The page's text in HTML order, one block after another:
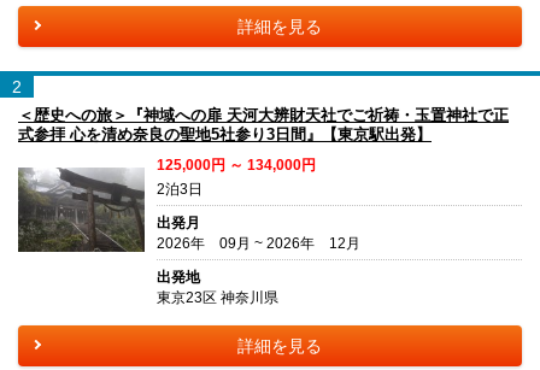
詳細を見る
2
＜歴史への旅＞『神域への扉 天河大辨財天社でご祈祷・玉置神社で正
式参拝 心を清め奈良の聖地5社参り3日間』【東京駅出発】
125,000円 ～ 134,000円
2泊3日
出発月
2026年 09月 ~ 2026年 12月
出発地
東京23区 神奈川県
詳細を見る